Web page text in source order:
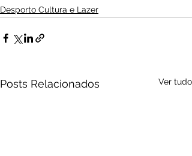
Desporto Cultura e Lazer
Posts Relacionados Ver tudo